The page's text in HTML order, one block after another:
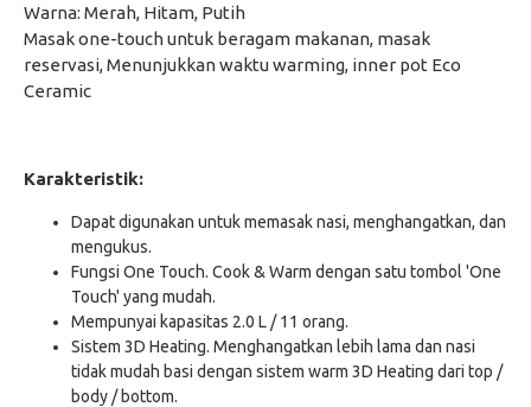
Warna: Merah, Hitam, Putih
​Masak one-touch untuk beragam makanan, masak
reservasi, Menunjukkan waktu warming, inner pot Eco
Ceramic
Karakteristik:
Dapat digunakan untuk memasak nasi, menghangatkan, dan
mengukus.
Fungsi One Touch. Cook & Warm dengan satu tombol 'One
Touch' yang mudah.
Mempunyai kapasitas 2.0 L / 11 orang.
Sistem 3D Heating. Menghangatkan lebih lama dan nasi
tidak mudah basi dengan sistem warm 3D Heating dari top /
body / bottom.